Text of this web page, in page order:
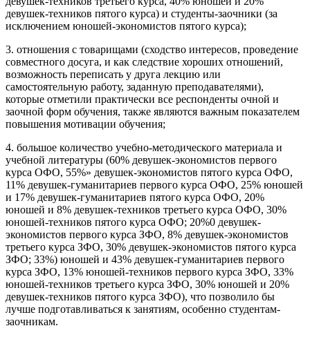
девушек-техников пятого курса) и студенты-заочники (за
исключением юношей-экономистов пятого курса);
3. отношения с товарищами (сходство интересов, проведение
совместного досуга, и как следствие хороших отношений,
возможность переписать у друга лекцию или
самостоятельную работу, заданную преподавателями),
которые отметили практически все респонденты очной и
заочной форм обучения, также являются важным показателем
повышения мотивации обучения;
4. большое количество учебно-методического материала и
учебной литературы (60% девушек-экономистов первого
курса ОФО, 55%» девушек-экономистов пятого курса ОФО,
11% девушек-гуманитариев первого курса ОФО, 25% юношей
и 17% девушек-гуманитариев пятого курса ОФО, 20%
юношей и 8% девушек-техников третьего курса ОФО, 30%
юношей-техников пятого курса ОФО; 20%0 девушек-
экономистов первого курса ЗФО, 8% девушек-экономистов
третьего курса ЗФО, 30% девушек-экономистов пятого курса
ЗФО; 33%) юношей и 43% девушек-гуманитариев первого
курса ЗФО, 13% юношей-техников первого курса ЗФО, 33%
юношей-техников третьего курса ЗФО, 30% юношей и 20%
девушек-техников пятого курса ЗФО), что позволило бы
лучше подготавливаться к занятиям, особенно студентам-
заочникам.